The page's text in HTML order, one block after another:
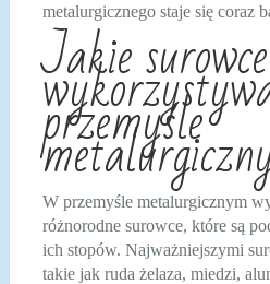
metalurgicznego staje się coraz
Jakie
przemyśle
W przemyśle metalurgicznym
różnorodne surowce, które są
ich stopów. Najważniejszymi
takie jak ruda żelaza, miedzi,